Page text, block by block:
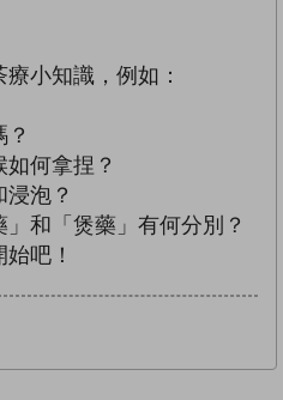
小知識，例如：
何拿捏？
泡？
」和「煲藥」有何分別？
吧！